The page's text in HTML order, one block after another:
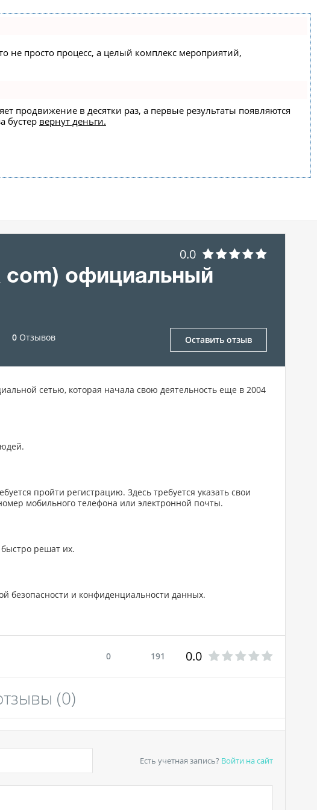
не просто процесс, а целый комплекс мероприятий,
продвижение в десятки раз, а первые результаты появляются
бустер вернут деньги.
0.0
официальный
0 Отзывов Оставить отзыв
сетью, которая начала свою деятельность еще в 2004
пройти регистрацию. Здесь требуется указать свои
мобильного телефона или электронной почты.
решат их.
безопасности и конфиденциальности данных.
0 191 0.0
(0)
Есть учетная запись? Войтина сайт